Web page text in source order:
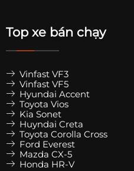
Top xe bán chạy
Vinfast VF3
Vinfast VF5
Hyundai Accent
Toyota Vios
Kia Sonet
Huyndai Creta
Toyota Corolla Cross
Ford Everest
Mazda CX-5
Honda HR-V